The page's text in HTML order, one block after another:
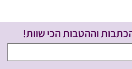
וההטבות הכי שוות!